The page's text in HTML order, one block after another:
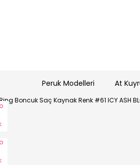
Peruk Modelleri At